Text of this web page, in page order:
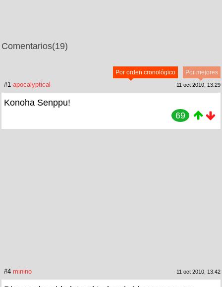
Comentarios(19)
Por mejores
Por orden cronológico
#1 apocalyptical 11 oct 2010, 13:29
Konoha Senppu!
69
#4 minino 11 oct 2010, 13:42